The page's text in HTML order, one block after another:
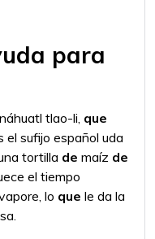
para
tlao-li, que
el sufijo español uda
tortilla de maíz de
el tiempo
lo que le da la